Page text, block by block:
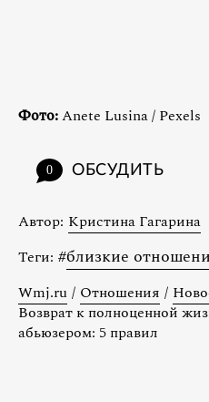
Фото:Anete Lusina / Pexels
0 ОБСУДИТЬ
Автор: Кристина Гагарина
Теги: #близкие
Wmj.ru / Отношения /
Возврат к полноценной
абьюзером: 5 правил